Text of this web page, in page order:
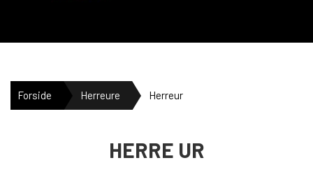
MÆRKER
HERREURE
Forside Herreure Herreur
HERRE UR